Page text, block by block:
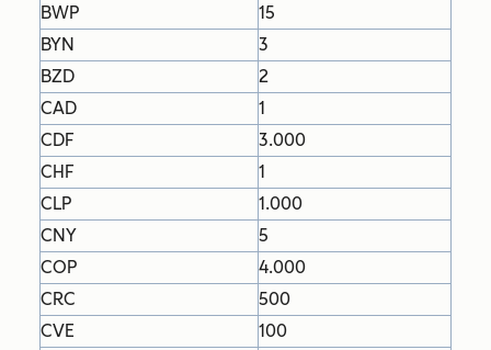
BWP
15
BYN
3
BZD
2
CAD
1
CDF
3.000
CHF
1
CLP
1.000
CNY
5
COP
4.000
CRC
500
CVE
100